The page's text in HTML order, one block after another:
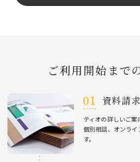
ご利⽤開始まで
資料請求
ティオの詳しいご
個別相談、オンライ
す。